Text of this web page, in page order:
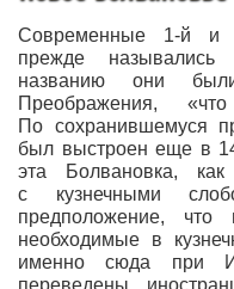
Современные 1-й и
прежде назывались
названию они
Преображения,
По сохранившемуся
был выстроен еще в
эта Болвановка, как
с кузнечными
предположение, что
необходимые в
именно сюда при
переведены